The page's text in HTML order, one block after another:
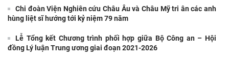
Chi đoàn Viện Nghiên cứu Châu Âu và Châu Mỹ tri ân các anh
hùng liệt sĩ hướng tới kỷ niệm 79 năm
Lễ Tổng kết Chương trình phối hợp giữa Bộ Công an – Hội
đồng Lý luận Trung ương giai đoạn 2021-2026